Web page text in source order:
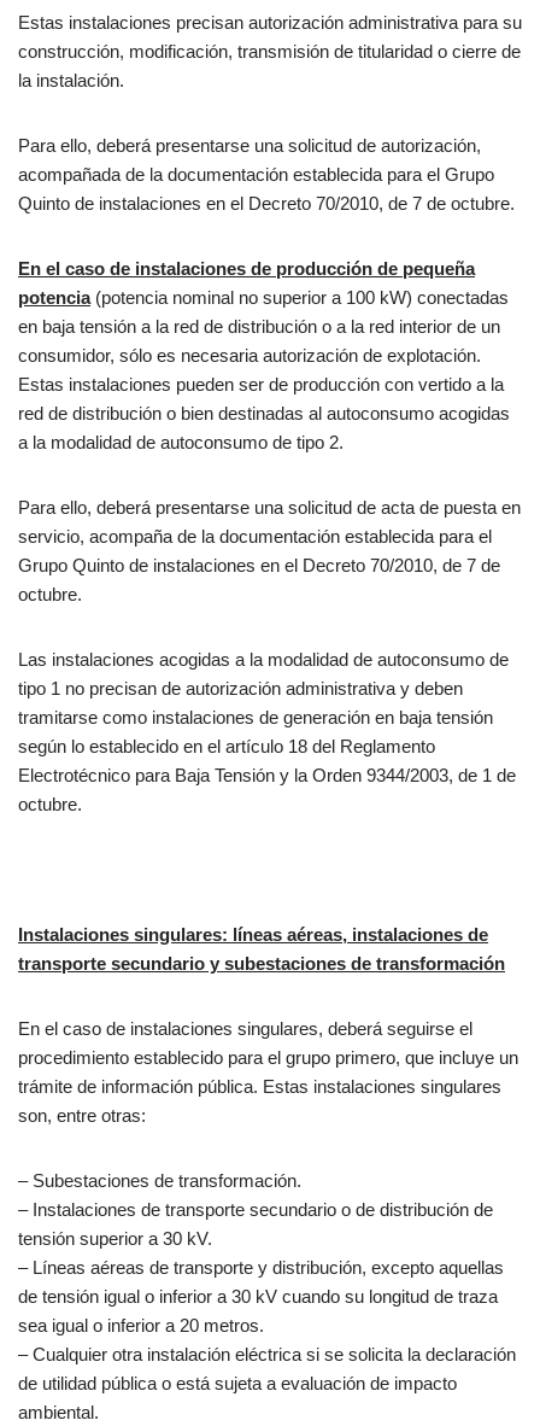
Estas instalaciones precisan autorización administrativa para su
construcción, modificación, transmisión de titularidad o cierre de
la instalación.
Para ello, deberá presentarse una solicitud de autorización,
acompañada de la documentación establecida para el Grupo
Quinto de instalaciones en el Decreto 70/2010, de 7 de octubre.
En el caso de instalaciones de producción de pequeña
potencia(potencia nominal no superior a 100 kW) conectadas
en baja tensión a la red de distribución o a la red interior de un
consumidor, sólo es necesaria autorización de explotación.
Estas instalaciones pueden ser de producción con vertido a la
red de distribución o bien destinadas al autoconsumo acogidas
a la modalidad de autoconsumo de tipo 2.
Para ello, deberá presentarse una solicitud de acta de puesta en
servicio, acompaña de la documentación establecida para el
Grupo Quinto de instalaciones en el Decreto 70/2010, de 7 de
octubre.
Las instalaciones acogidas a la modalidad de autoconsumo de
tipo 1 no precisan de autorización administrativa y deben
tramitarse como instalaciones de generación en baja tensión
según lo establecido en el artículo 18 del Reglamento
Electrotécnico para Baja Tensión y la Orden 9344/2003, de 1 de
octubre.
Instalaciones singulares: líneas aéreas, instalaciones de
transporte secundario y subestaciones de transformación
En el caso de instalaciones singulares, deberá seguirse el
procedimiento establecido para el grupo primero, que incluye un
trámite de información pública. Estas instalaciones singulares
son, entre otras:
– Subestaciones de transformación.
– Instalaciones de transporte secundario o de distribución de
tensión superior a 30 kV.
– Líneas aéreas de transporte y distribución, excepto aquellas
de tensión igual o inferior a 30 kV cuando su longitud de traza
sea igual o inferior a 20 metros.
– Cualquier otra instalación eléctrica si se solicita la declaración
de utilidad pública o está sujeta a evaluación de impacto
ambiental.